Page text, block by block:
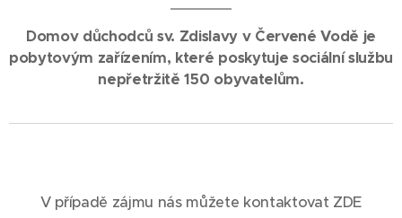
Domov důchodců sv. Zdislavy v Červené Vodě je
pobytovým zařízením, které poskytuje sociální službu
nepřetržitě 150 obyvatelům.
V případě zájmu nás můžete kontaktovat ZDE